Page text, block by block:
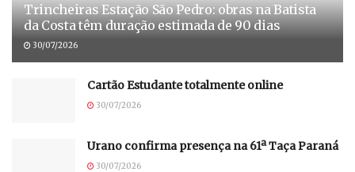
Trincheiras Estação São Pedro: obras na Batista
da Costa têm duração estimada de 90 dias
30/07/2026
Cartão Estudante totalmente online
30/07/2026
Urano confirma presença na 61ª Taça Paraná
30/07/2026